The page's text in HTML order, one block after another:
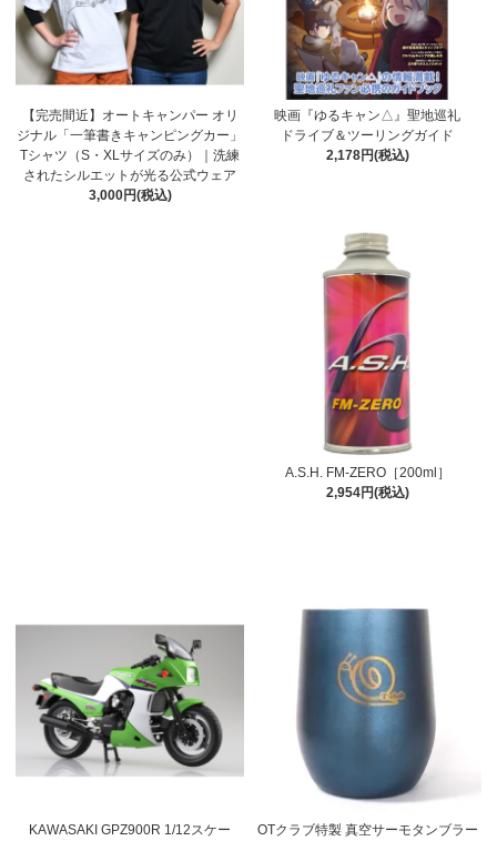
【完売間近】オートキャンパー オリ
ジナル「一筆書きキャンピングカー」
Tシャツ（S・XLサイズのみ）｜洗練
されたシルエットが光る公式ウェア
3,000円(税込)
映画『ゆるキャン△』聖地巡礼
ドライブ＆ツーリングガイド
2,178円(税込)
A.S.H. FM-ZERO［200ml］
2,954円(税込)
KAWASAKI GPZ900R 1/12スケー
OTクラブ特製 真空サーモタンブラー